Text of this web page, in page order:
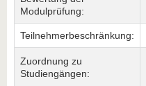
Modulprüfung:
Teilnehmerbeschränkung:
Zuordnung zu
Studiengängen: